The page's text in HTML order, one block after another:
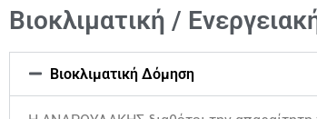
Βιοκλιματική /
Βιοκλιματική Δόμηση